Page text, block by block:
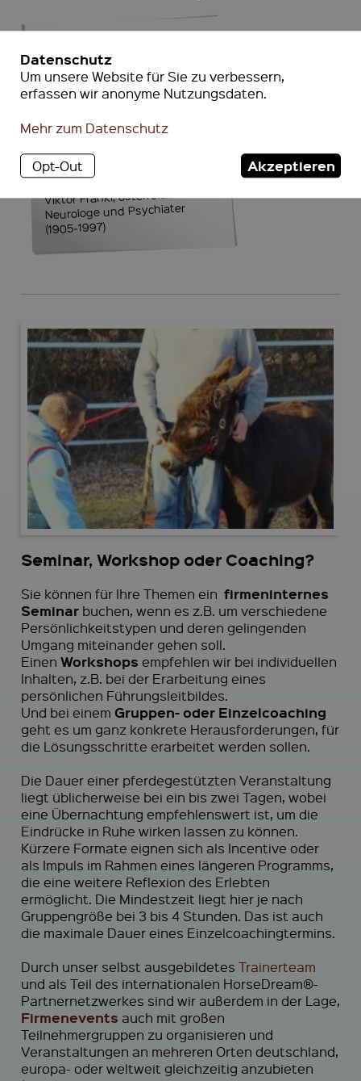
Mensch sein heißt ja
niemals, so und nicht
anders sein zu müssen.
Mensch sein heißt
immer auch, anders
werden zu können.
Viktor Frankl, österreichischer
Neurologe und Psychiater
(1905-1997)
Seminar, Workshop oder Coaching?
Sie können für Ihre Themen ein firmeninternes
Seminar buchen, wenn es z.B. um verschiedene
Persönlichkeitstypen und deren gelingenden
Umgang miteinander gehen soll.
Einen Workshops empfehlen wir bei individuellen
Inhalten, z.B. bei der Erarbeitung eines
persönlichen Führungsleitbildes.
Und bei einem Gruppen- oder Einzelcoaching
geht es um ganz konkrete Herausforderungen, für
die Lösungsschritte erarbeitet werden sollen.
Die Dauer einer pferdegestützten Veranstaltung
liegt üblicherweise bei ein bis zwei Tagen, wobei
eine Übernachtung empfehlenswert ist, um die
Eindrücke in Ruhe wirken lassen zu können.
Kürzere Formate eignen sich als Incentive oder
als Impuls im Rahmen eines längeren Programms,
die eine weitere Reflexion des Erlebten
ermöglicht. Die Mindestzeit liegt hier je nach
Gruppengröße bei 3 bis 4 Stunden. Das ist auch
die maximale Dauer eines Einzelcoachingtermins.
Durch unser selbst ausgebildetes Trainerteam
und als Teil des internationalen HorseDream®-
Partnernetzwerkes sind wir außerdem in der Lage,
Firmenevents auch mit großen
Teilnehmergruppen zu organisieren und
Veranstaltungen an mehreren Orten deutschland,
europa- oder weltweit gleichzeitig anzubieten
Datenschutz
Um unsere Website für Sie zu verbessern,
erfassen wir anonyme Nutzungsdaten.
Mehr zum Datenschutz
Opt-Out Akzeptieren